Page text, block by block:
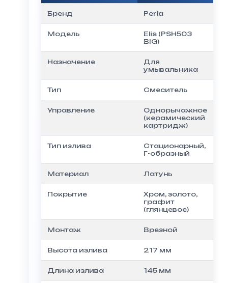
Бренд Perla
Модель
Elis (PSH503
BIG)
Назначение
Для
умывальника
Тип Смеситель
Управление
Однорычажное
(керамический
картридж)
Тип излива
Стационарный,
Г-образный
Материал Латунь
Покрытие
Хром, золото,
графит
(глянцевое)
Монтаж Врезной
Высота излива 217 мм
Длина излива 145 мм